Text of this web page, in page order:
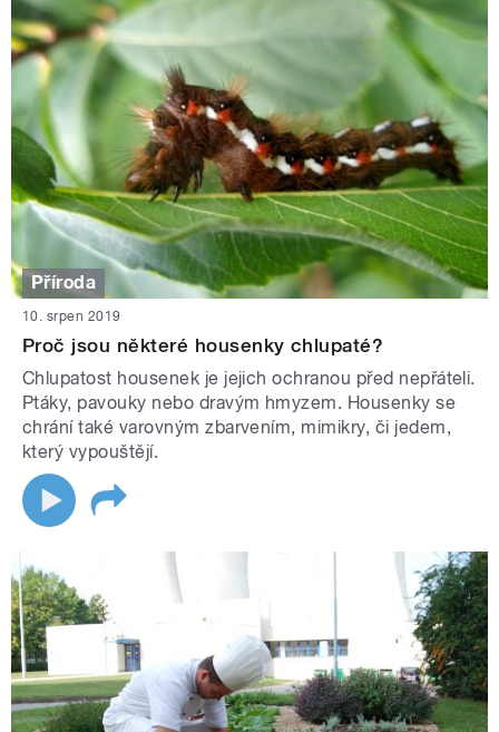
Příroda
10. srpen 2019
Proč jsou některé housenky chlupaté?
Chlupatost housenek je jejich ochranou před nepřáteli.
Ptáky, pavouky nebo dravým hmyzem. Housenky se
chrání také varovným zbarvením, mimikry, či jedem,
který vypouštějí.